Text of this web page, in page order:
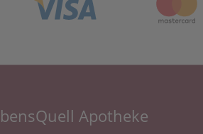
Apotheke